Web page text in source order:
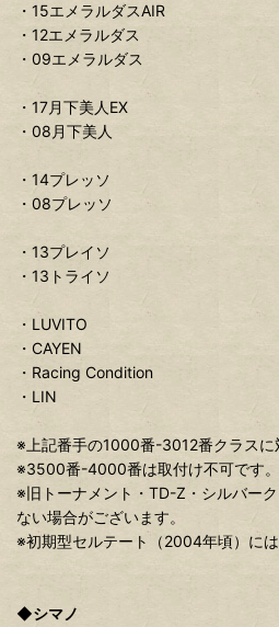
・15エメラルダスAIR
・12エメラルダス
・09エメラルダス
・17月下美人EX
・08月下美人
・14プレッソ
・08プレッソ
・13プレイソ
・13トライソ
・LUVITO
・CAYEN
・Racing Condition
・LIN
※上記番手の1000番-3012番クラスに
※3500番-4000番は取付け不可です。
※旧トーナメント・TD-Z・シルバー
ない場合がございます。
※初期型セルテート（2004年頃）には
◆シマノ